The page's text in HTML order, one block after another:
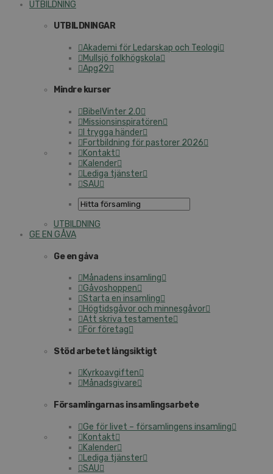
UTBILDNING
UTBILDNINGAR
Akademi för Ledarskap och Teologi
Mullsjö folkhögskola
Apg29
Mindre kurser
BibelVinter 2.0
Missionsinspiratören
I trygga händer
Fortbildning för pastorer 2026
Kontakt
Kalender
Lediga tjänster
SAU
UTBILDNING
GE EN GÅVA
Ge en gåva
Månadens insamling
Gåvoshoppen
Starta en insamling
Högtidsgåvor och minnesgåvor
Att skriva testamente
För företag
Stöd arbetet långsiktigt
Kyrkoavgiften
Månadsgivare
Församlingarnas insamlingsarbete
Ge för livet – församlingens insamling
Kontakt
Kalender
Lediga tjänster
SAU